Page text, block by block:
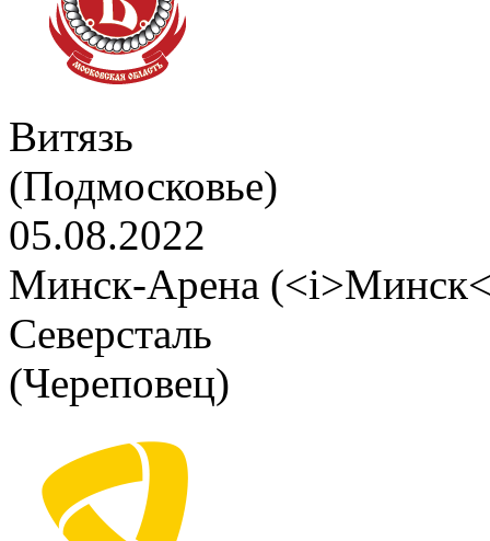
Витязь
(Подмосковье)
05.08.2022
Минск-Арена
Северсталь
(Череповец)